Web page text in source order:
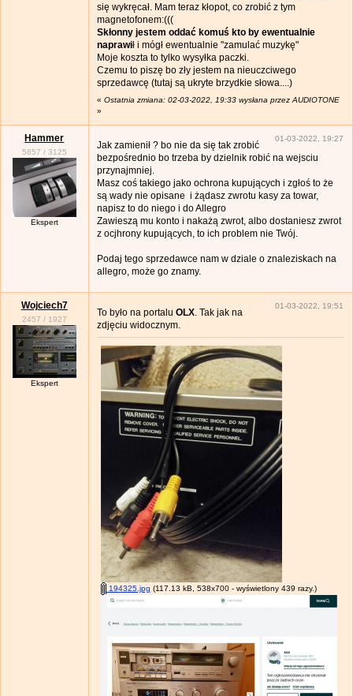
się wykręcał. Mam teraz kłopot, co zrobić z tym
magnetofonem:(((
Skłonny jestem oddać komuś kto by ewentualnie
naprawił i mógł ewentualnie "zamulać muzykę"
Moje koszta to tylko wysyłka paczki.
Czemu to piszę bo zły jestem na nieuczciwego
sprzedawcę (tutaj są ukryte brzydkie słowa....)
« Ostatnia zmiana: 02-03-2022, 19:33 wysłana przez AUDIOTONE
»
Hammer
5857 / 3125
Ekspert
01-03-2022, 19:27
Jak zamienił ? bo nie da się tak zrobić
bezpośrednio bo trzeba by dzielnik robić na wejsciu
przynajmniej.
Masz coś takiego jako ochrona kupujących i zgłoś to że
są wady nie opisane i żądasz zwrotu kasy za towar,
napisz to do niego i do Allegro
Zawieszą mu konto i nakażą zwrot, albo dostaniesz zwrot
z ocjhrony kupujących, to ich problem nie Twój.
Podaj tego sprzedawce nam w dziale o znaleziskach na
allegro, może go znamy.
Wojciech7
2457 / 1927
Ekspert
01-03-2022, 19:51
To było na portalu OLX. Tak jak na
zdjęciu widocznym.
194325.jpg (117.13 kB, 538x700 - wyświetlony 439 razy.)